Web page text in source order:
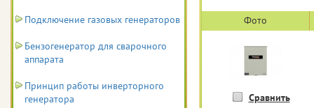
Фото
Сравнить
Подключение газовых генераторов
Бензогенератор для сварочного
аппарата
Принцип работы инверторного
генератора